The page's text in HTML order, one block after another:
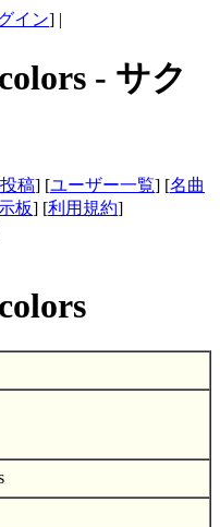
イン] |
- サク
稿] [ユーザー一覧] [名曲
板] [利用規約]